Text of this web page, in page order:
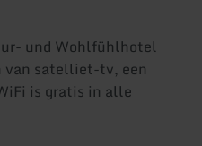
und Wohlfühlhotel
van satelliet-tv, een
is gratis in alle